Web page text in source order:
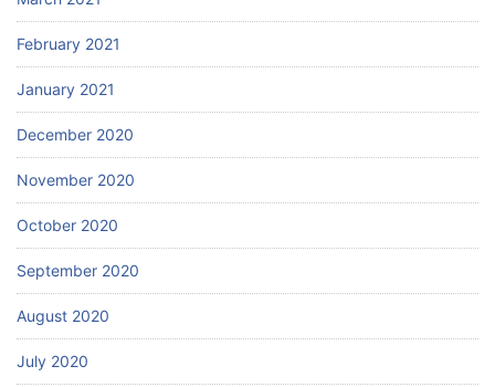
February 2021
January 2021
December 2020
November 2020
October 2020
September 2020
August 2020
July 2020